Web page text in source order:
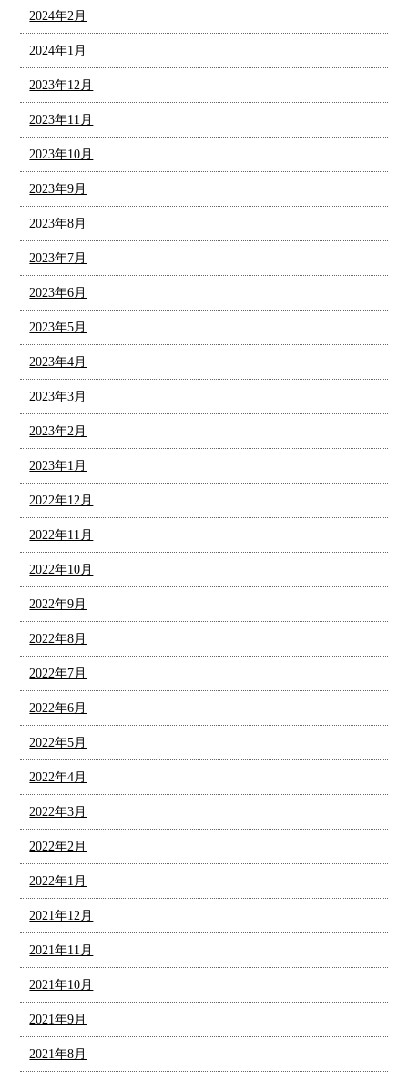
2024年2月
2024年1月
2023年12月
2023年11月
2023年10月
2023年9月
2023年8月
2023年7月
2023年6月
2023年5月
2023年4月
2023年3月
2023年2月
2023年1月
2022年12月
2022年11月
2022年10月
2022年9月
2022年8月
2022年7月
2022年6月
2022年5月
2022年4月
2022年3月
2022年2月
2022年1月
2021年12月
2021年11月
2021年10月
2021年9月
2021年8月